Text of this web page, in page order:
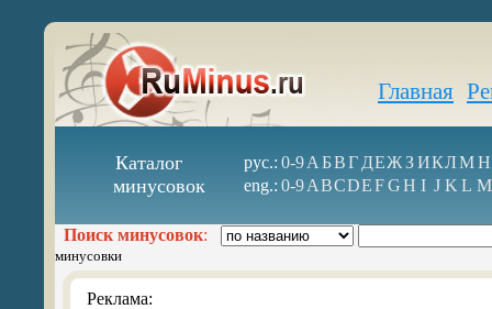
Главная
Каталог
минусовок
рус.: 0-9А БВГ ДЕЖ З ИКЛМН
eng.: 0-9ABCDEFGH I J K L M
Поиск минусовок:
минусовки
Реклама: